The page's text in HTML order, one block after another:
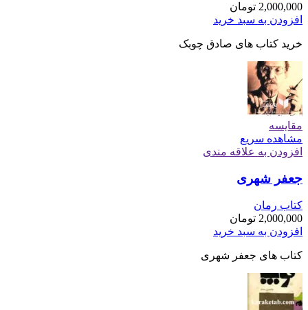
2,000,000 تومان
افزودن به سبد خرید
خرید کتاب های صادق چوبک
مقایسه
مشاهده سریع
افزودن به علاقه مندی
جعفر شهری
کتاب رمان
2,000,000 تومان
افزودن به سبد خرید
کتاب های جعفر شهری